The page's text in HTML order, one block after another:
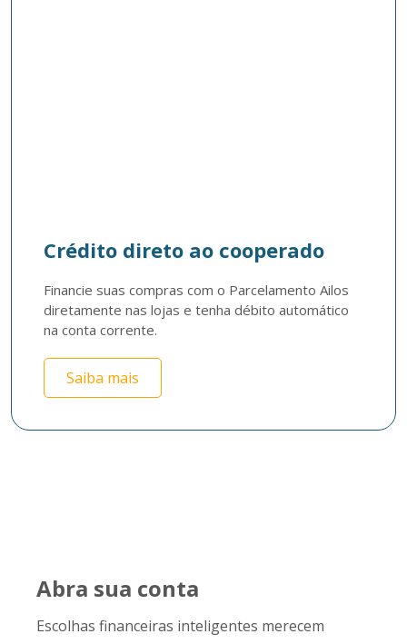
Crédito direto ao cooperado
Financie suas compras com o Parcelamento Ailos
diretamente nas lojas e tenha débito automático
na conta corrente.
Saiba mais
Abra sua conta
Escolhas financeiras inteligentes merecem